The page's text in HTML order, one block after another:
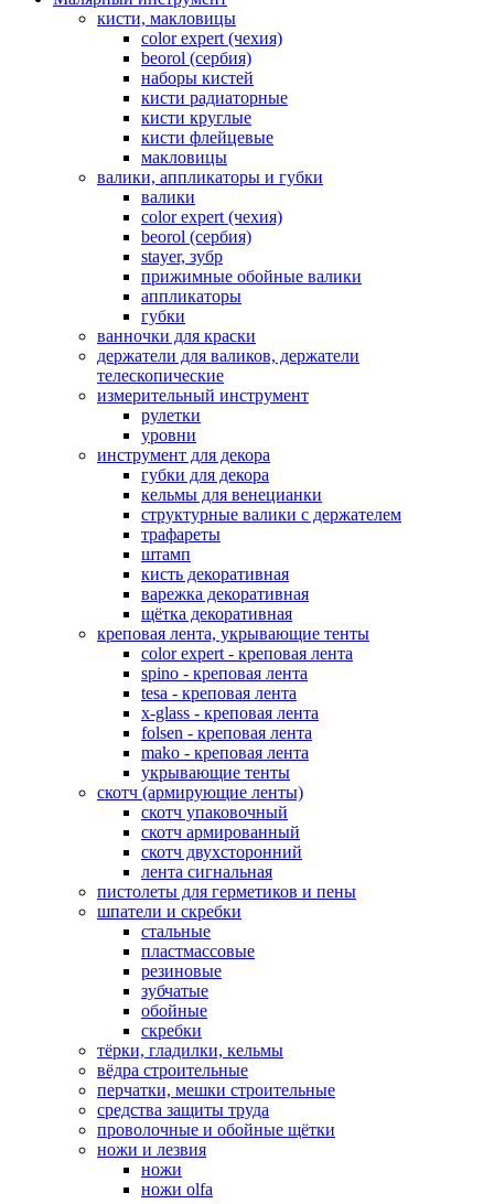
кисти, макловицы
color expert (чехия)
beorol (сербия)
наборы кистей
кисти радиаторные
кисти круглые
кисти флейцевые
макловицы
валики, аппликаторы и губки
валики
color expert (чехия)
beorol (сербия)
stayer, зубр
прижимные обойные валики
аппликаторы
губки
ванночки для краски
держатели для валиков, держатели
телескопические
измерительный инструмент
рулетки
уровни
инструмент для декора
губки для декора
кельмы для венецианки
структурные валики с держателем
трафареты
штамп
кисть декоративная
варежка декоративная
щётка декоративная
креповая лента, укрывающие тенты
color expert - креповая лента
spino - креповая лента
tesa - креповая лента
x-glass - креповая лента
folsen - креповая лента
mako - креповая лента
укрывающие тенты
скотч (армирующие ленты)
скотч упаковочный
скотч армированный
скотч двухсторонний
лента сигнальная
пистолеты для герметиков и пены
шпатели и скребки
стальные
пластмассовые
резиновые
зубчатые
обойные
скребки
тёрки, гладилки, кельмы
вёдра строительные
перчатки, мешки строительные
средства защиты труда
проволочные и обойные щётки
ножи и лезвия
ножи
ножи olfa